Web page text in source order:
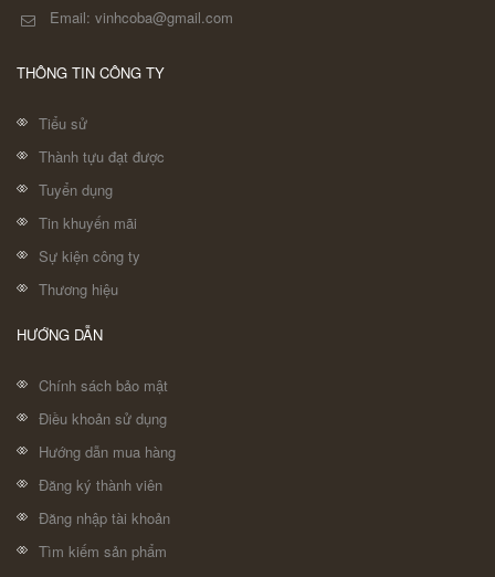
Email: vinhcoba@gmail.com
THÔNG TIN CÔNG TY
Tiểu sử
Thành tựu đạt được
Tuyển dụng
Tin khuyến mãi
Sự kiện công ty
Thương hiệu
HƯỚNG DẪN
Chính sách bảo mật
Điều khoản sử dụng
Hướng dẫn mua hàng
Đăng ký thành viên
Đăng nhập tài khoản
Tìm kiếm sản phẩm